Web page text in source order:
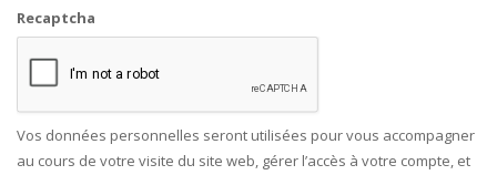
Recaptcha
Vos données personnelles seront utilisées pour vous accompagner
au cours de votre visite du site web, gérer l’accès à votre compte, et